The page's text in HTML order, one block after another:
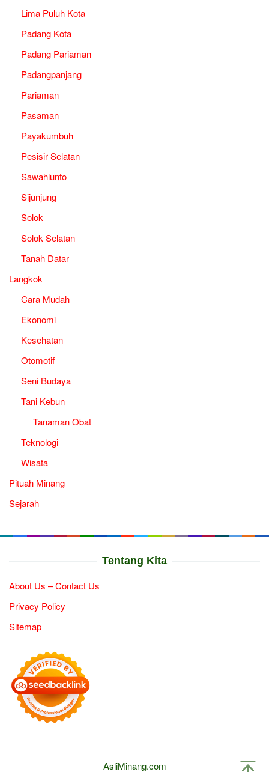
Lima Puluh Kota
Padang Kota
Padang Pariaman
Padangpanjang
Pariaman
Pasaman
Payakumbuh
Pesisir Selatan
Sawahlunto
Sijunjung
Solok
Solok Selatan
Tanah Datar
Langkok
Cara Mudah
Ekonomi
Kesehatan
Otomotif
Seni Budaya
Tani Kebun
Tanaman Obat
Teknologi
Wisata
Pituah Minang
Sejarah
Tentang Kita
About Us – Contact Us
Privacy Policy
Sitemap
AsliMinang.com